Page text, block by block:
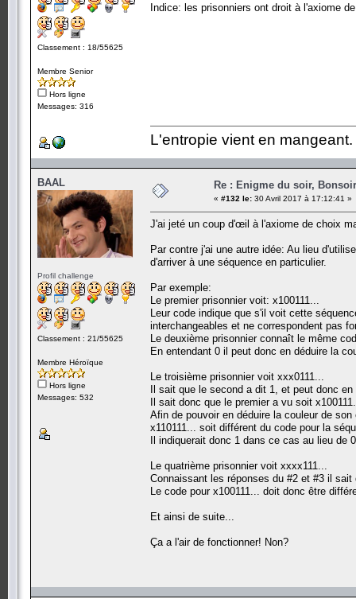
Classement : 18/55625
Membre Senior
Hors ligne
Messages: 316
Indice: les prisonniers ont droit à l'axiome
L'entropie vient en mangeant.
BAAL
Profil challenge
Classement : 21/55625
Membre Héroïque
Hors ligne
Messages: 532
Re : Enigme du soir,
« #132 le: 30 Avril 2017 à 17:12:41 »
J'ai jeté un coup d'œil à l'axiome de choix
Par contre j'ai une autre idée: Au lieu
d'arriver à une séquence en particulier.
Par exemple:
Le premier prisonnier voit: x100111...
Leur code indique que s'il voit cette
interchangeables et ne correspondent pas
Le deuxième prisonnier connaît le même
En entendant 0 il peut donc en déduire la
Le troisième prisonnier voit xxx0111...
Il sait que le second a dit 1, et peut donc
Il sait donc que le premier a vu soit
Afin de pouvoir en déduire la couleur de
x110111... soit différent du code pour la
Il indiquerait donc 1 dans ce cas au lieu de
Le quatrième prisonnier voit xxxx111...
Connaissant les réponses du #2 et #3 il
Le code pour x100111... doit donc être
Et ainsi de suite...
Ça a l'air de fonctionner! Non?